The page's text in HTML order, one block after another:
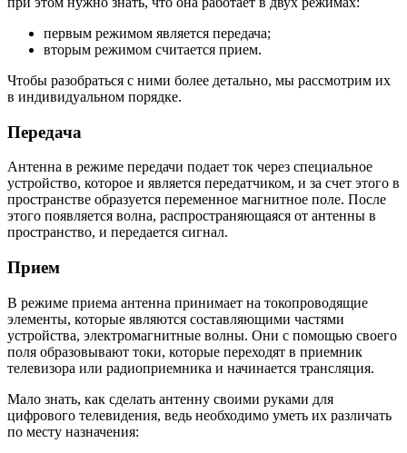
первым режимом является передача;
вторым режимом считается прием.
Чтобы разобраться с ними более детально, мы рассмотрим их
в индивидуальном порядке.
Передача
Антенна в режиме передачи подает ток через специальное
устройство, которое и является передатчиком, и за счет этого в
пространстве образуется переменное магнитное поле. После
этого появляется волна, распространяющаяся от антенны в
пространство, и передается сигнал.
Прием
В режиме приема антенна принимает на токопроводящие
элементы, которые являются составляющими частями
устройства, электромагнитные волны. Они с помощью своего
поля образовывают токи, которые переходят в приемник
телевизора или радиоприемника и начинается трансляция.
Мало знать, как сделать антенну своими руками для
цифрового телевидения, ведь необходимо уметь их различать
по месту назначения: